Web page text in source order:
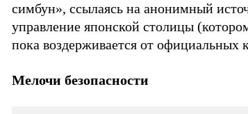
симбун», ссылаясь на анонимный
управление японской столицы
пока воздерживается от официальных
Мелочи безопасности